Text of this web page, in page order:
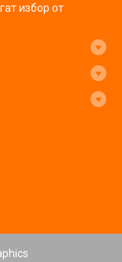
избор от